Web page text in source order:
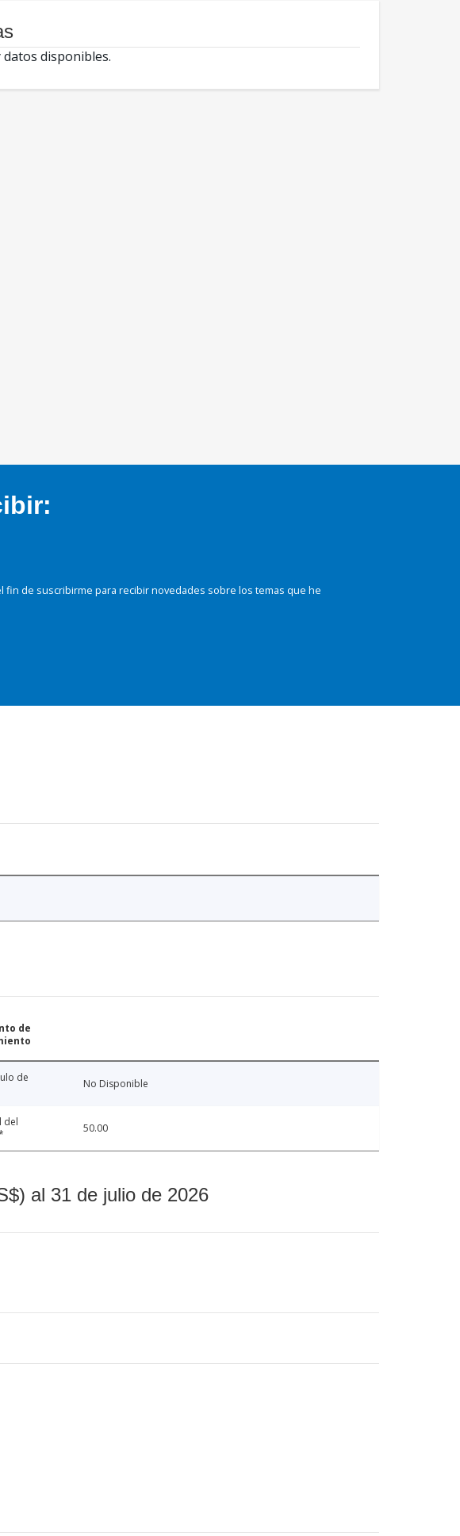
datos disponibles.
de suscribirme para recibir novedades sobre los temas que he
de
de
No Disponible
del
50.00
al 31 de julio de 2026